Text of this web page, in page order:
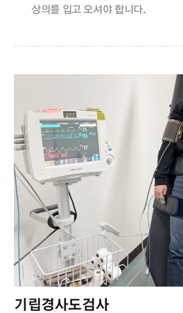
상의를 입고 오셔야 합니다.
기립경사도검사